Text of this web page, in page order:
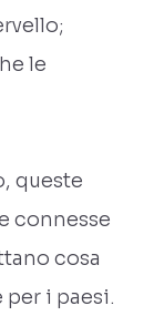
le
queste
connesse
cosa
i paesi.